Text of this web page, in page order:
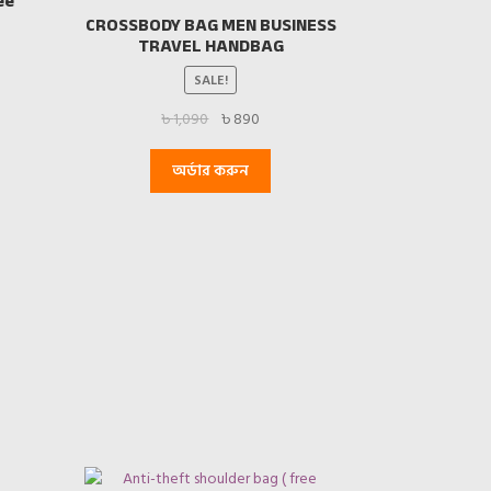
CROSSBODY BAG MEN BUSINESS
TRAVEL HANDBAG
SALE!
৳1,090 Original
was:
৳ 1,090.
৳890
৳ 890.
অর্ডার করুন